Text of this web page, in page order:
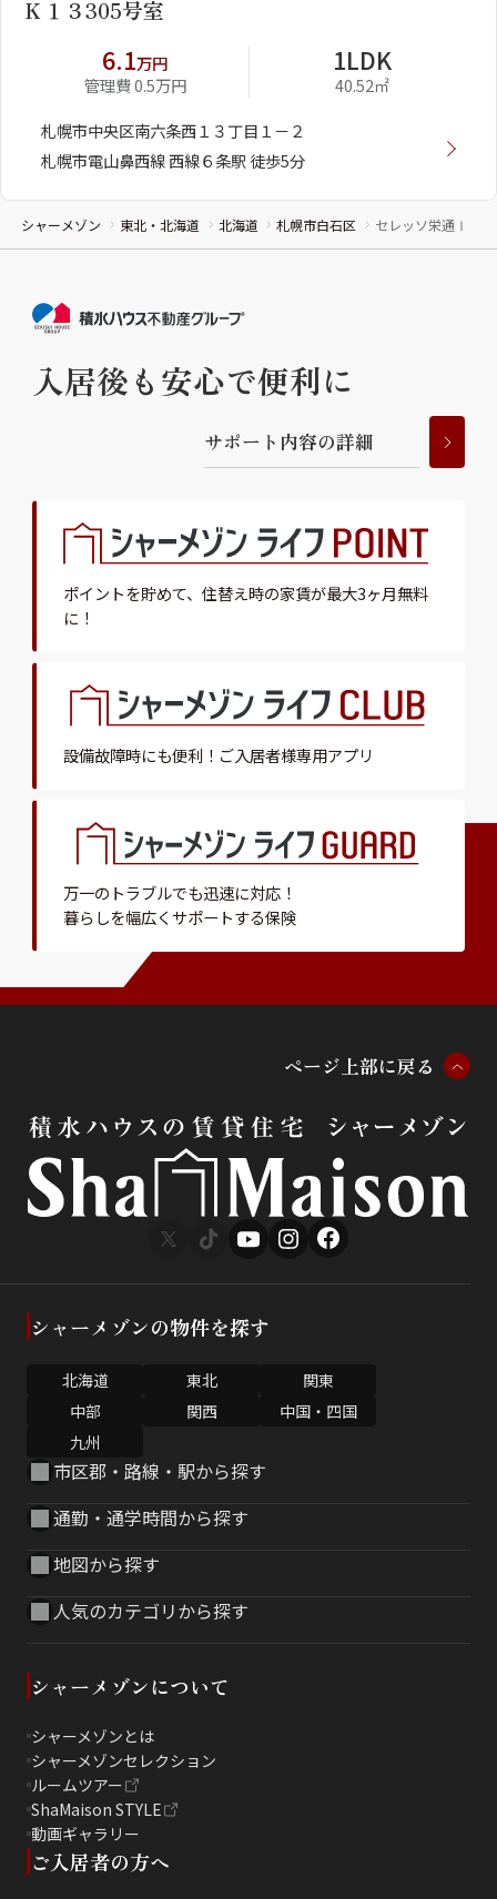
Ｋ１３305号室
6.1万円
管理費 0.5万円
1LDK
40.52㎡
札幌市中央区南六条西１３丁目１－２
札幌市電山鼻西線 西線６条駅 徒歩5分
シャーメゾン 東北・北海道 北海道 札幌市白石区 セレッソ栄通Ⅰ
入居後も安心で便利に
サポー ト 内容の詳細
ポイントを貯めて、 住替え時の家賃が最大3ヶ月無料
に！
設備故障時にも便利！ ご入居者様専用アプリ
万一のトラブルでも迅速に対応！
暮らしを幅広くサポートする保険
ページ 上部に戻る
シャーメゾンの物件を探す
北海道 東北
関東
中部
関西
中国・四国
九州
市区郡・路線・駅から探す
通勤・通学時間から探す
地図から探す
人気のカテゴリから探す
シャーメゾンについて
シャーメゾンとは
シャーメゾンセレクション
ルームツアー
ShaMaison STYLE
動画ギャラリー
ご入居者の方へ